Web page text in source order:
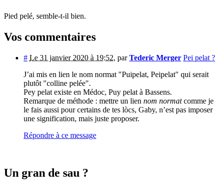
Pied pelé, semble-t-il bien.
Vos commentaires
# Le 31 janvier 2020 à 19:52, parTederic Merger Pei pelat ?
J’ai mis en lien le nom normat "Puipelat, Peipelat" qui serait
plutôt "colline pelée".
Pey pelat existe en Médoc, Puy pelat à Bassens.
Remarque de méthode : mettre un lien nom normatcomme je
le fais aussi pour certains de tes lòcs, Gaby, n’est pas imposer
une signification, mais juste proposer.
Répondre à ce message
Un gran de sau ?